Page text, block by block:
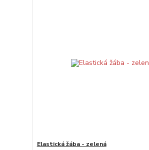
Elastická žába - zelená